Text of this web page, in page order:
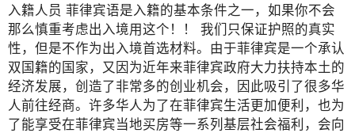
入籍人员 菲律宾语是入籍的基本条件之一，如果你不会
那么慎重考虑出入境用这个！！ 我们只保证护照的真实
性，但是不作为出入境首选材料。由于菲律宾是一个承认
双国籍的国家，又因为近年来菲律宾政府大力扶持本土的
经济发展，创造了非常多的创业机会，因此吸引了很多华
人前往经商。许多华人为了在菲律宾生活更加便利，也为
了能享受在菲律宾当地买房等一系列基层社会福利，会向